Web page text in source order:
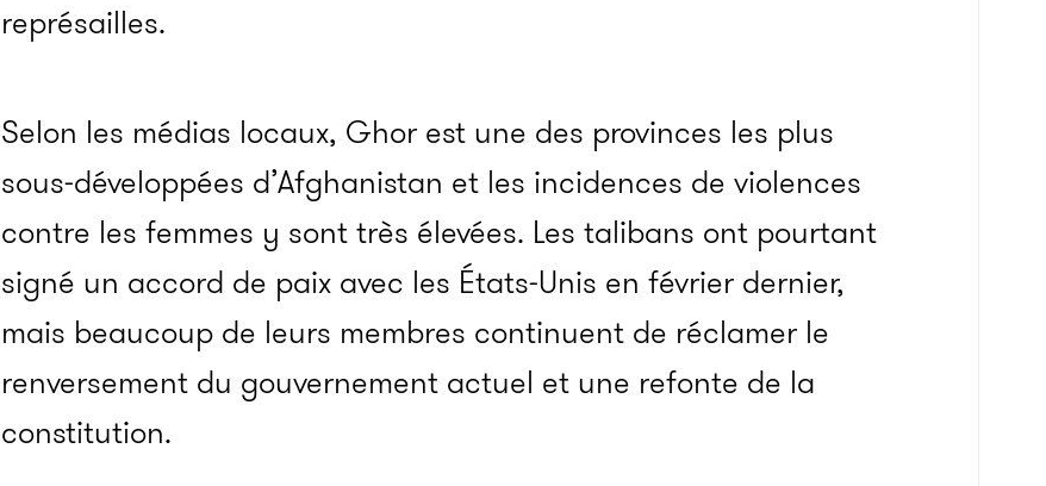
représailles.
Selon les médias locaux, Ghor est une des provinces les plus
sous-développées d’Afghanistan et les incidences de violences
contre les femmes y sont très élevées. Les talibans ont pourtant
signé un accord de paix avec les États-Unis en février dernier,
mais beaucoup de leurs membres continuent de réclamer le
renversement du gouvernement actuel et une refonte de la
constitution.